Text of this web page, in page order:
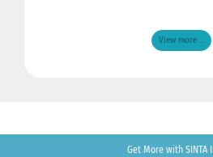
View more ...
Get More with SINTA